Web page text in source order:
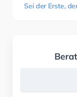
Sei der Erste,